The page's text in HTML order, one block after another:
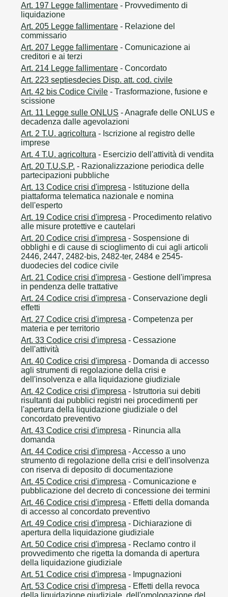
Art. 197 Legge fallimentare - Provvedimento di
liquidazione
Art. 205 Legge fallimentare - Relazione del
commissario
Art. 207 Legge fallimentare - Comunicazione ai
creditori e ai terzi
Art. 214 Legge fallimentare - Concordato
Art. 223 septiesdecies Disp. att. cod. civile
Art. 42 bis Codice Civile - Trasformazione, fusione e
scissione
Art. 11 Legge sulle ONLUS - Anagrafe delle ONLUS e
decadenza dalle agevolazioni
Art. 2 T.U. agricoltura - Iscrizione al registro delle
imprese
Art. 4 T.U. agricoltura - Esercizio dell'attività di vendita
Art. 20 T.U.S.P. - Razionalizzazione periodica delle
partecipazioni pubbliche
Art. 13 Codice crisi d'impresa - Istituzione della
piattaforma telematica nazionale e nomina
dell'esperto
Art. 19 Codice crisi d'impresa - Procedimento relativo
alle misure protettive e cautelari
Art. 20 Codice crisi d'impresa - Sospensione di
obblighi e di cause di scioglimento di cui agli articoli
2446, 2447, 2482-bis, 2482-ter, 2484 e 2545-
duodecies del codice civile
Art. 21 Codice crisi d'impresa - Gestione dell'impresa
in pendenza delle trattative
Art. 24 Codice crisi d'impresa - Conservazione degli
effetti
Art. 27 Codice crisi d'impresa - Competenza per
materia e per territorio
Art. 33 Codice crisi d'impresa - Cessazione
dell'attività
Art. 40 Codice crisi d'impresa - Domanda di accesso
agli strumenti di regolazione della crisi e
dell'insolvenza e alla liquidazione giudiziale
Art. 42 Codice crisi d'impresa - Istruttoria sui debiti
risultanti dai pubblici registri nei procedimenti per
l'apertura della liquidazione giudiziale o del
concordato preventivo
Art. 43 Codice crisi d'impresa - Rinuncia alla
domanda
Art. 44 Codice crisi d'impresa - Accesso a uno
strumento di regolazione della crisi e dell'insolvenza
con riserva di deposito di documentazione
Art. 45 Codice crisi d'impresa - Comunicazione e
pubblicazione del decreto di concessione dei termini
Art. 46 Codice crisi d'impresa - Effetti della domanda
di accesso al concordato preventivo
Art. 49 Codice crisi d'impresa - Dichiarazione di
apertura della liquidazione giudiziale
Art. 50 Codice crisi d'impresa - Reclamo contro il
provvedimento che rigetta la domanda di apertura
della liquidazione giudiziale
Art. 51 Codice crisi d'impresa - Impugnazioni
Art. 53 Codice crisi d'impresa - Effetti della revoca
della liquidazione giudiziale, dell'omologazione del